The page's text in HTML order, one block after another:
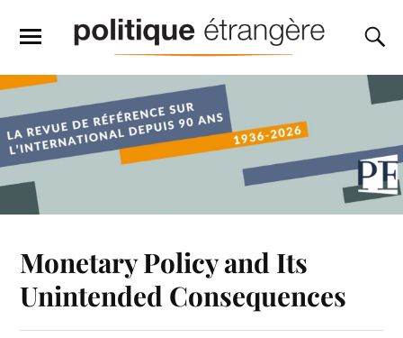
Monetary Policy and Its
Unintended Consequences